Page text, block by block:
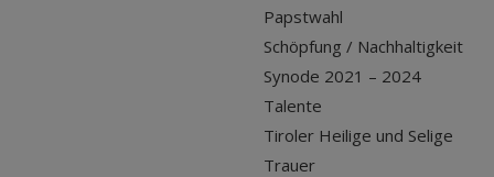
Papstwahl
Schöpfung / Nachhaltigkeit
Synode 2021 – 2024
Talente
Tiroler Heilige und Selige
Trauer